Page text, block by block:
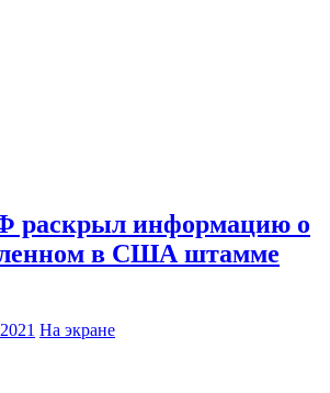
раскрыл информацию о
в США штамме
На экране